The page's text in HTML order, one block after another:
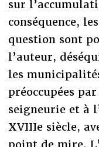
sur
conséquence,
question sont
l’auteur,
les
préoccupées
seigneurie et à
XVIIIe siècle,
point de mire.